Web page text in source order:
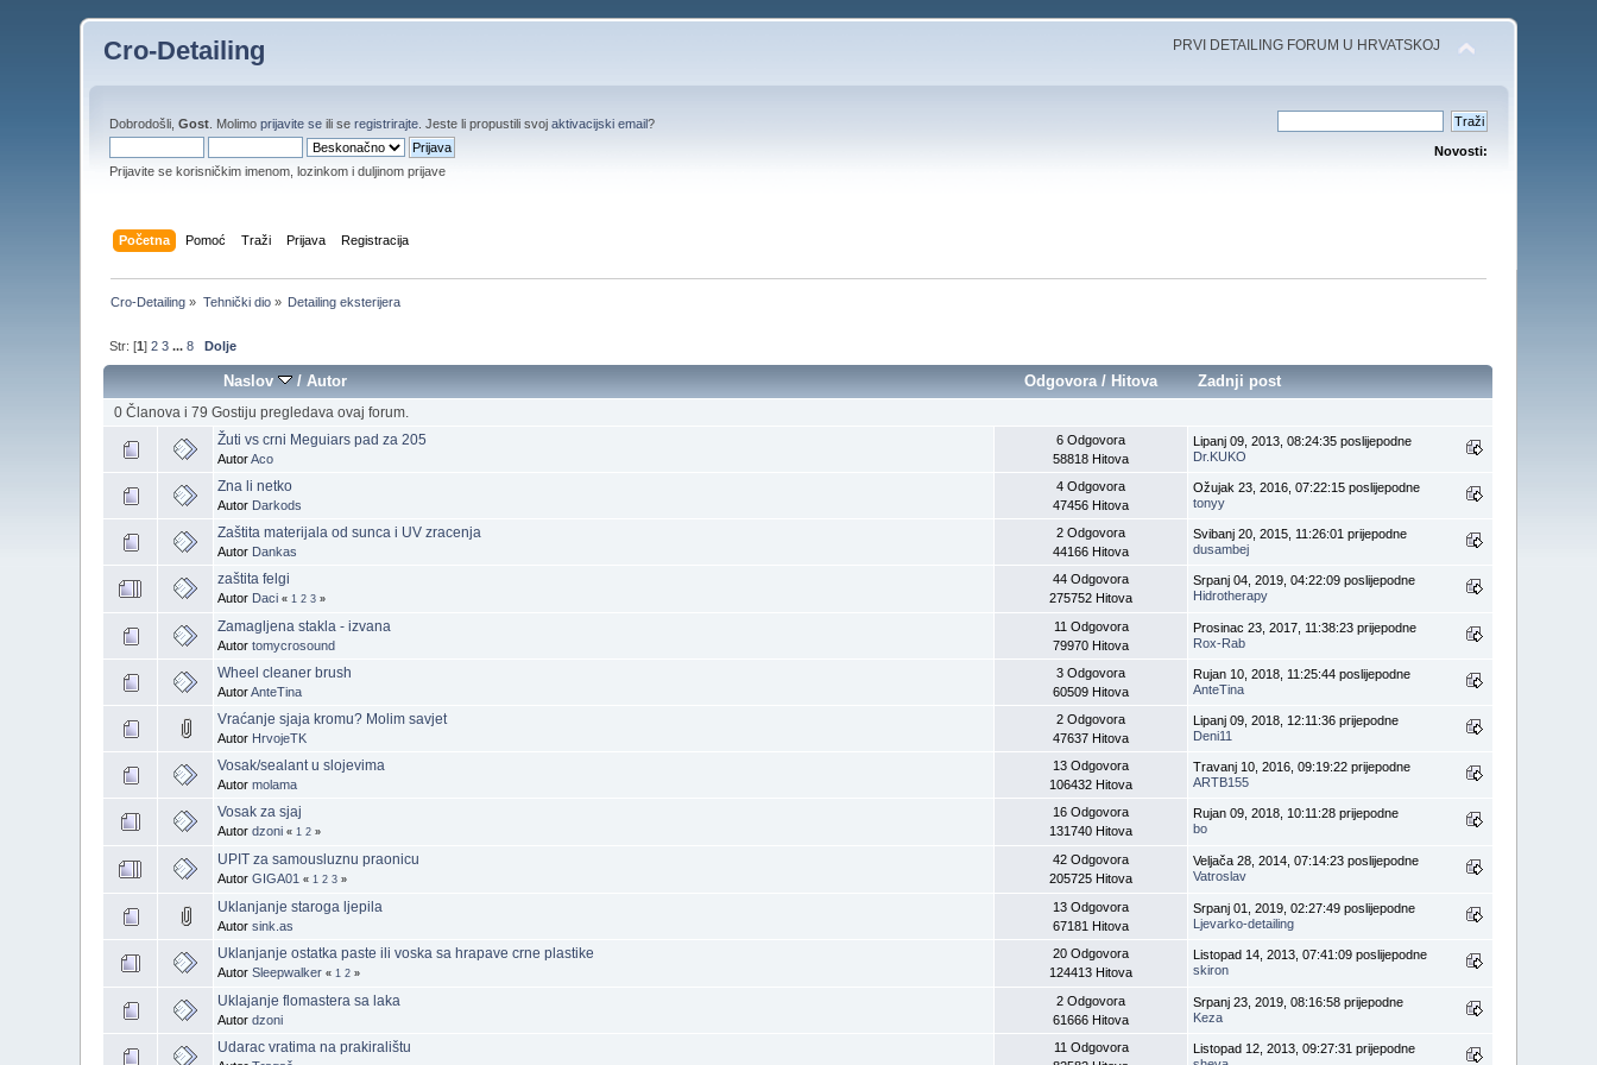
Cro-Detailing PRVI DETAILING FORUM U HRVATSKOJ
Dobrodošli,Gost . Molimoprijavite se ili seregistrirajte . Jeste li propustili svojaktivacijski email?
Prijavite se korisničkim imenom, lozinkom i duljinom prijave
Novosti:
Početna Pomoć Traži Prijava Registracija
Cro-Detailing » Tehnički dio» Detailing eksterijera
Str: [1]2 3 ...8 Dolje
Naslov /Autor Odgovora/ Hitova Zadnji post
0 Članova i 79 Gostiju pregledava ovaj forum.
Žuti vs crni Meguiars pad za 205
AutorAco
6 Odgovora
58818 Hitova
Lipanj 09, 2013, 08:24:35 poslijepodne
Dr.KUKO
Zna li netko
Autor Darkods
4 Odgovora
47456 Hitova
Ožujak 23, 2016, 07:22:15 poslijepodne
tonyy
Zaštita materijala od sunca i UV zracenja
Autor Dankas
2 Odgovora
44166 Hitova
Svibanj 20, 2015, 11:26:01 prijepodne
dusambej
zaštita felgi
Autor Daci « 1 2 3 »
44 Odgovora
275752 Hitova
Srpanj 04, 2019, 04:22:09 poslijepodne
Hidrotherapy
Zamagljena stakla - izvana
Autortomycrosound
11 Odgovora
79970 Hitova
Prosinac 23, 2017, 11:38:23 prijepodne
Rox-Rab
Wheel cleaner brush
AutorAnteTina
3 Odgovora
60509 Hitova
Rujan 10, 2018, 11:25:44 poslijepodne
AnteTina
Vraćanje sjaja kromu? Molim savjet
Autor HrvojeTK
2 Odgovora
47637 Hitova
Lipanj 09, 2018, 12:11:36 prijepodne
Deni11
Vosak/sealant u slojevima
Autormolama
13 Odgovora
106432 Hitova
Travanj 10, 2016, 09:19:22 prijepodne
ARTB155
Vosak za sjaj
Autordzoni « 1 2 »
16 Odgovora
131740 Hitova
Rujan 09, 2018, 10:11:28 prijepodne
bo
UPIT za samousluznu praonicu
AutorGIGA01 « 1 2 3 »
42 Odgovora
205725 Hitova
Veljača 28, 2014, 07:14:23 poslijepodne
Vatroslav
Uklanjanje staroga ljepila
Autorsink.as
13 Odgovora
67181 Hitova
Srpanj 01, 2019, 02:27:49 poslijepodne
Ljevarko-detailing
Uklanjanje ostatka paste ili voska sa hrapave crne plastike
AutorSleepwalker « 1 2 »
20 Odgovora
124413 Hitova
Listopad 14, 2013, 07:41:09 poslijepodne
skiron
Uklajanje flomastera sa laka
Autordzoni
2 Odgovora
61666 Hitova
Srpanj 23, 2019, 08:16:58 prijepodne
Keza
Udarac vratima na prakiralištu
11 Odgovora
Listopad 12, 2013, 09:27:31 prijepodne